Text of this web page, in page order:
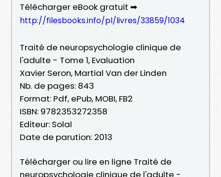
Télécharger eBook gratuit ➡
http://filesbooks.info/pl/livres/33859/1034
Traité de neuropsychologie clinique de
l'adulte - Tome 1, Evaluation
Xavier Seron, Martial Van der Linden
Nb. de pages: 843
Format: Pdf, ePub, MOBI, FB2
ISBN: 9782353272358
Editeur: Solal
Date de parution: 2013
Télécharger ou lire en ligne Traité de
neuropsychologie clinique de l'adulte -